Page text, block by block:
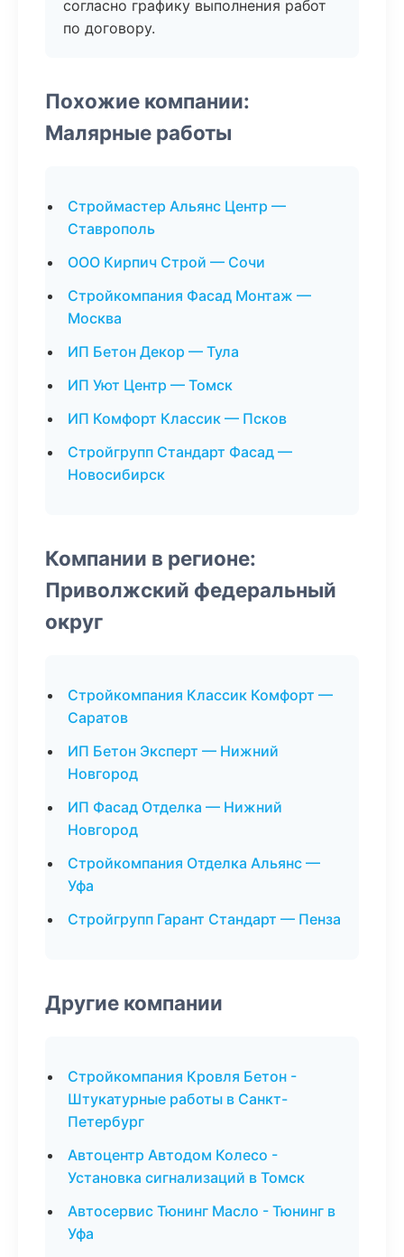
согласно графику выполнения работ
по договору.
Похожие компании:
Малярные работы
Строймастер Альянс Центр —
Ставрополь
ООО Кирпич Строй — Сочи
Стройкомпания Фасад Монтаж —
Москва
ИП Бетон Декор — Тула
ИП Уют Центр — Томск
ИП Комфорт Классик — Псков
Стройгрупп Стандарт Фасад —
Новосибирск
Компании в регионе:
Приволжский федеральный
округ
Стройкомпания Классик Комфорт —
Саратов
ИП Бетон Эксперт — Нижний
Новгород
ИП Фасад Отделка — Нижний
Новгород
Стройкомпания Отделка Альянс —
Уфа
Стройгрупп Гарант Стандарт — Пенза
Другие компании
Стройкомпания Кровля Бетон -
Штукатурные работы в Санкт-
Петербург
Автоцентр Автодом Колесо -
Установка сигнализаций в Томск
Автосервис Тюнинг Масло - Тюнинг в
Уфа